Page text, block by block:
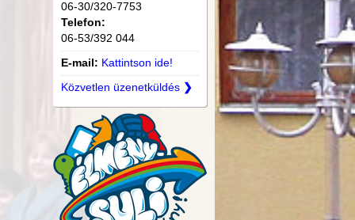
06-30/320-7753
Telefon:
06-53/392 044
E-mail: Kattintson ide!
Közvetlen üzenetküldés ❯